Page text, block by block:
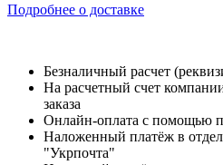
Подробнее о доставке
Безналичный расчет
На расчетный счет
заказа
Онлайн-оплата с помощью
Наложенный платёж в
"Укрпочта"